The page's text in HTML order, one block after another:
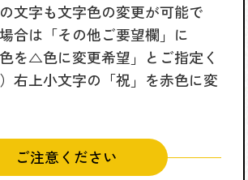
文字も文字色の変更が可能で
合は「その他ご要望欄」に
を△色に変更希望」とご指定く
右上小文字の「祝」を赤色に変
ご注意ください